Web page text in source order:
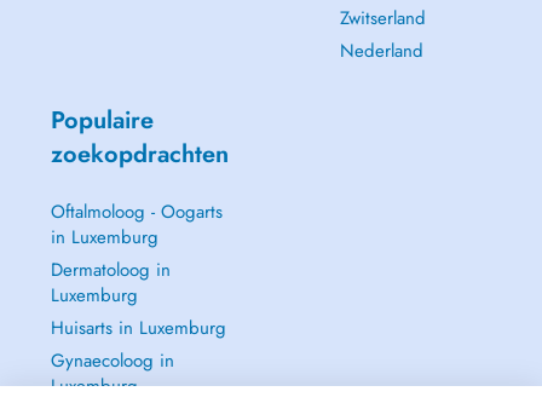
Zwitserland
Nederland
Populaire
zoekopdrachten
Oftalmoloog - Oogarts
in Luxemburg
Dermatoloog in
Luxemburg
Huisarts in Luxemburg
Gynaecoloog in
Luxemburg